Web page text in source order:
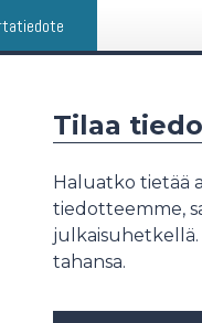
Tilaa
Haluatko tietää
tiedotteemme,
julkaisuhetkellä.
tahansa.